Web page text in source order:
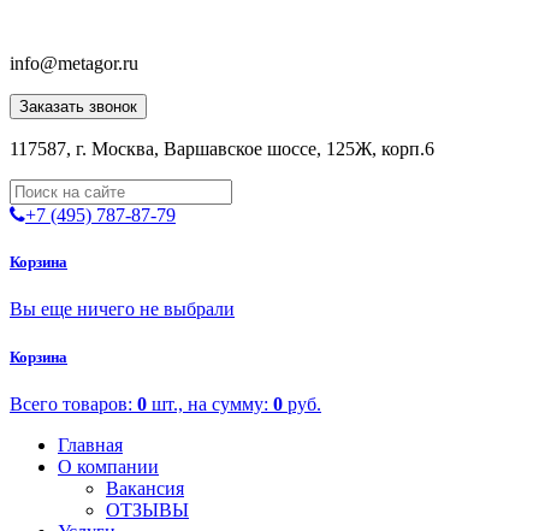
info@metagor.ru
Заказать звонок
117587, г. Москва, Варшавское шоссе, 125Ж, корп.6
+7 (495) 787-87-79
Корзина
Вы еще ничего не выбрали
Корзина
Всего товаров: 0 шт., на сумму: 0 руб.
Главная
О компании
Вакансия
ОТЗЫВЫ